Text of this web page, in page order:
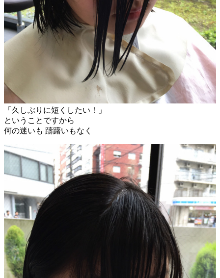
「久しぶりに短くしたい！」
ということですから
何の迷いも 躊躇いもなく